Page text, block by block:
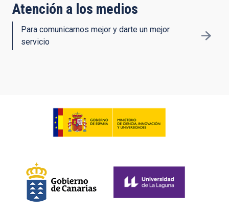
Atención a los medios
Para comunicarnos mejor y darte un mejor
servicio